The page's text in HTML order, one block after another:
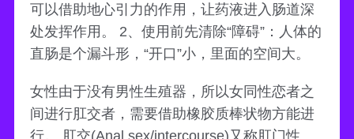
可以借助地心引力的作用，让药液进入肠道深
处发挥作用。 2、使用前先清除“障碍”：人体的
直肠是个漏斗形，“开口”小，里面的空间大。
女性由于没有男性生殖器，所以女同性恋者之
间进行肛交者，需要借助橡胶质棒状物方能进
行。 肛交(Anal sex/intercourse)又称肛门性